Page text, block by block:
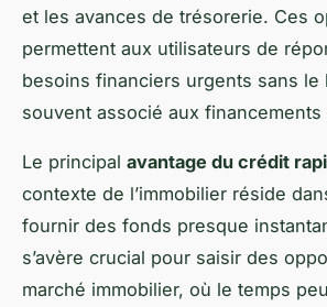
et les avances de trésorerie. Ces
permettent aux utilisateurs de
besoins financiers urgents sans le
souvent associé aux
Le principal avantage du crédit
contexte de l’immobilier réside
fournir des fonds presque
s’avère crucial pour saisir des
marché immobilier, où le temps